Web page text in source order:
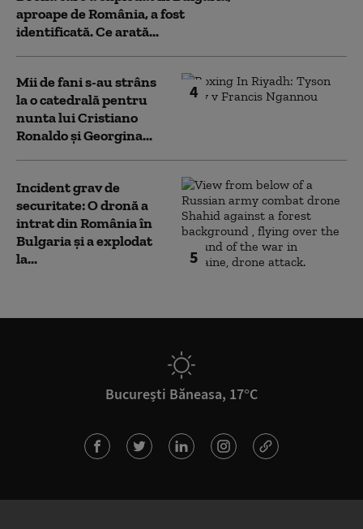
aproape de România, a fost
identificată. Ce arată...
4
Mii de fani s-au strâns
la o catedrală pentru
nunta lui Cristiano
Ronaldo şi Georgina...
5
Incident grav de
securitate: O dronă a
intrat din România în
Bulgaria şi a explodat
la...
București Băneasa, 17°C